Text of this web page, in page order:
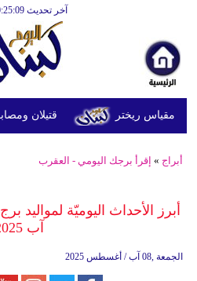
آخر تحديث GMT10:25:09
قتيلان ومصابون جراء 14 غارة إسرائيلية
أبراج » إقرأ برجك اليومي - العقرب
أبرز الأحداث اليوميّة
آب 2025
الجمعة ,08 آب / أغسطس 2025